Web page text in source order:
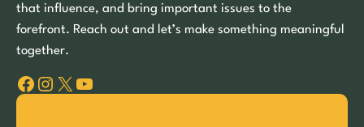
that influence, and bring important issues to the
forefront. Reach out and let’s make something meaningful
together.
Facebook Instagram X YouTube